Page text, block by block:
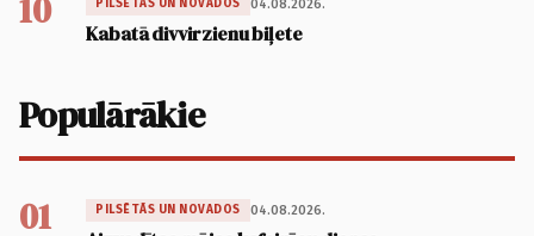
10 PILSĒTĀS UN NOVADOS 04.08.2026.
Kabatā divvirzienu biļete
Populārākie
01 PILSĒTĀS UN NOVADOS 04.08.2026.